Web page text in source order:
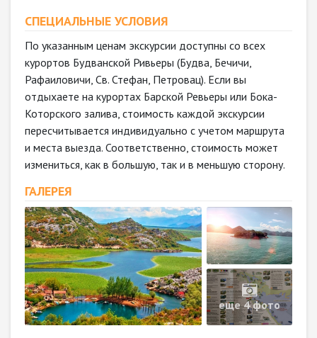
СПЕЦИАЛЬНЫЕ УСЛОВИЯ
По указанным ценам экскурсии доступны со всех
курортов Будванской Ривьеры (Будва, Бечичи,
Рафаиловичи, Св. Стефан, Петровац). Если вы
отдыхаете на курортах Барской Ревьеры или Бока-
Которского залива, стоимость каждой экскурсии
пересчитывается индивидуально с учетом маршрута
и места выезда. Соответственно, стоимость может
измениться, как в большую, так и в меньшую сторону.
ГАЛЕРЕЯ
еще 4 фото